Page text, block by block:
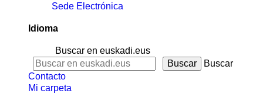
Sede Electrónica
Idioma
Buscar en euskadi.eus
Buscar
Contacto
Mi carpeta